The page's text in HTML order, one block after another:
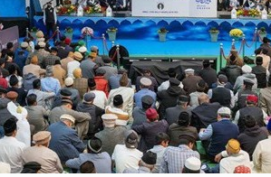
حِكم، وأهداف >> المزيد